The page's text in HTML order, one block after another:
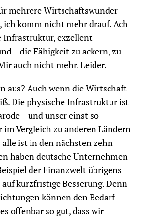
mehrere Wirtschaftswunder
komm nicht mehr drauf. Ach
Infrastruktur, exzellent
– die Fähigkeit zu ackern, zu
auch nicht mehr. Leider.
aus? Auch wenn die Wirtschaft
Die physische Infrastruktur ist
– und unser einst so
Vergleich zu anderen Ländern
ist in den nächsten zehn
haben deutsche Unternehmen
der Finanzwelt übrigens
kurzfristige Besserung. Denn
können den Bedarf
offenbar so gut, dass wir